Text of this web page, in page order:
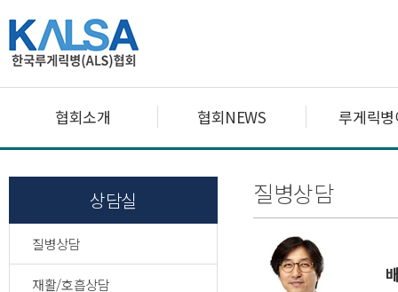
협회소개 협회NEWS 루게릭
상담실
질병상담
재활/호흡상담
질병상담